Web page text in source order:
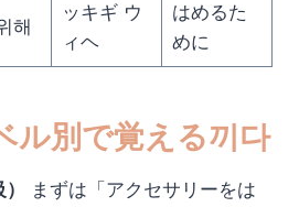
해
ッキギ ウ
ィヘ
はめるた
めに
ル別で覚える끼다
まずは「アクセサリーをは